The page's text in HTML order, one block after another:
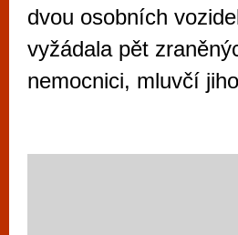
dvou osobních
vyžádala pět
nemocnici, mluvčí
Mimo jiné je ale také
po moderní automaty